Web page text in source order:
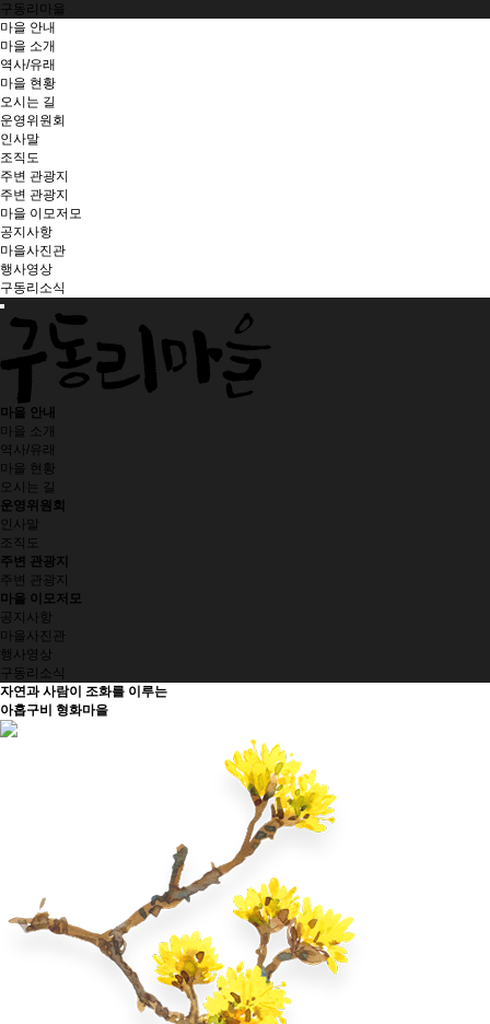
구동리마을
마을 안내
마을 소개
역사/유래
마을 현황
오시는 길
운영위원회
인사말
조직도
주변 관광지
주변 관광지
마을 이모저모
공지사항
마을사진관
행사영상
구동리소식
마을 안내
마을 소개
역사/유래
마을 현황
오시는 길
운영위원회
인사말
조직도
주변 관광지
주변 관광지
마을 이모저모
공지사항
마을사진관
행사영상
구동리소식
자연과 사람이 조화를 이루는
아홉구비 형화마을